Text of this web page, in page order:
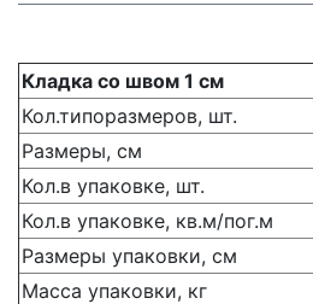
Кладка со швом 1 см
Кол.типоразмеров, шт.
Размеры, см
Кол.в упаковке, шт.
Кол.в упаковке, кв.м/пог.м
Размеры упаковки, см
Масса упаковки, кг